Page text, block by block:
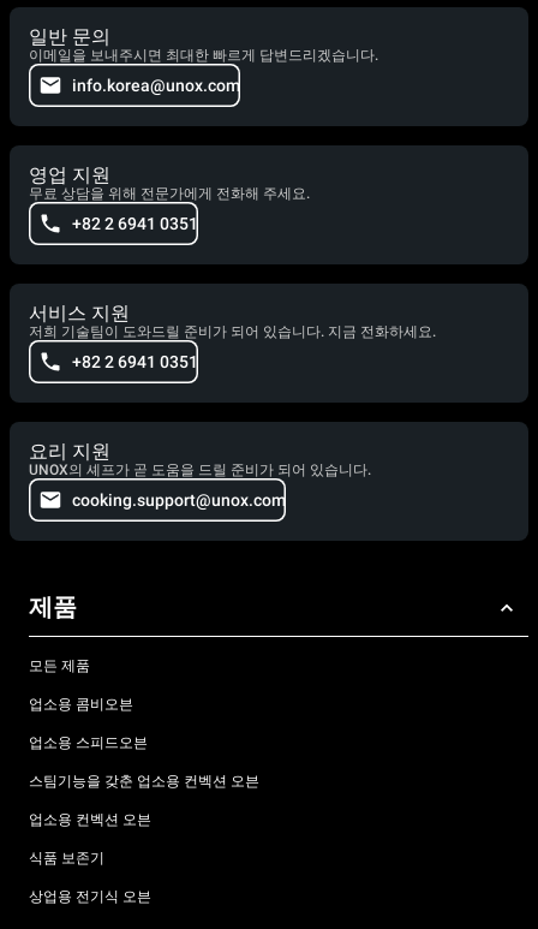
일반 문의
이메일을 보내주시면 최대한 빠르게 답변드리겠습니다.
info.korea@unox.com
영업 지원
무료 상담을 위해 전문가에게 전화해 주세요.
+82 2 6941 0351
서비스 지원
저희 기술팀이 도와드릴 준비가 되어 있습니다. 지금 전화하세요.
+82 2 6941 0351
요리 지원
UNOX의 셰프가 곧 도움을 드릴 준비가 되어 있습니다.
cooking.support@unox.com
제품
모든 제품
업소용 콤비오븐
업소용 스피드오븐
스팀기능을 갖춘 업소용 컨벡션 오븐
업소용 컨벡션 오븐
식품 보존기
상업용 전기식 오븐